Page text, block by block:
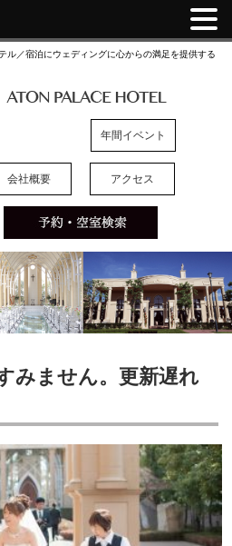
ル／宿泊にウェディングに心からの満足を提供する
年間イベント
会社概要 アクセス
みません。更新遅れ